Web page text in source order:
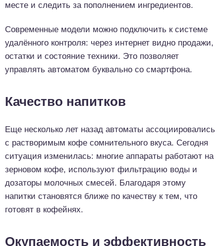
месте и следить за пополнением ингредиентов.
Современные модели можно подключить к системе
удалённого контроля: через интернет видно продажи,
остатки и состояние техники. Это позволяет
управлять автоматом буквально со смартфона.
Качество напитков
Еще несколько лет назад автоматы ассоциировались
с растворимым кофе сомнительного вкуса. Сегодня
ситуация изменилась: многие аппараты работают на
зерновом кофе, используют фильтрацию воды и
дозаторы молочных смесей. Благодаря этому
напитки становятся ближе по качеству к тем, что
готовят в кофейнях.
Окупаемость и эффективность